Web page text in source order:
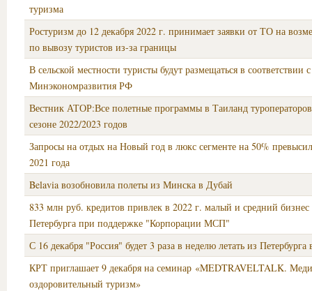
туризма
Ростуризм до 12 декабря 2022 г. принимает заявки от ТО на
по вывозу туристов из-за границы
В сельской местности туристы будут размещаться в соответствии
Минэкономразвития РФ
Вестник АТОР:Все полетные программы в Таиланд
сезоне 2022/2023 годов
Запросы на отдых на Новый год в люкс сегменте на 50%
2021 года
Belavia возобновила полеты из Минска в Дубай
833 млн руб. кредитов привлек в 2022 г. малый и средний
Петербурга при поддержке "Корпорации МСП"
С 16 декабря "Россия" будет 3 раза в неделю летать из
КРТ приглашает 9 декабря на семинар «MEDTRAVELTALK.
оздоровительный туризм»